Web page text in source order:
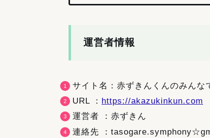
運営者情報
サイト名：赤ずきんくんのみんな
URL ： https://akazukinkun.com
運営者 ：赤ずきん
連絡先 ：